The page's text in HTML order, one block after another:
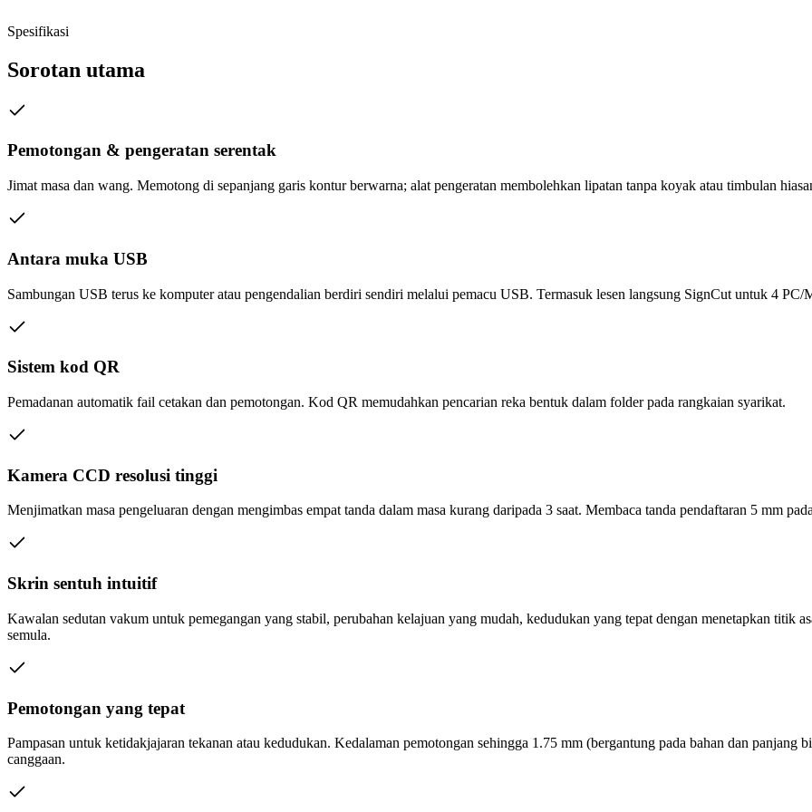
Spesifikasi
Sorotan utama
Pemotongan & pengeratan serentak
Jimat masa dan wang. Memotong di sepanjang garis kontur berwarna; alat pengeratan membolehkan lipatan tanpa koyak atau timbulan
Antara muka USB
Sambungan USB terus ke komputer atau pengendalian berdiri sendiri melalui pemacu USB. Termasuk lesen langsung SignCut untuk 4 PC/
Sistem kod QR
Pemadanan automatik fail cetakan dan pemotongan. Kod QR memudahkan pencarian reka bentuk dalam folder pada rangkaian syarikat.
Kamera CCD resolusi tinggi
Menjimatkan masa pengeluaran dengan mengimbas empat tanda dalam masa kurang daripada 3 saat. Membaca tanda pendaftaran 5 mm
Skrin sentuh intuitif
Kawalan sedutan vakum untuk pemegangan yang stabil, perubahan kelajuan yang mudah, kedudukan yang tepat dengan menetapkan titik
semula.
Pemotongan yang tepat
Pampasan untuk ketidakjajaran tekanan atau kedudukan. Kedalaman pemotongan sehingga 1.75 mm (bergantung pada bahan dan panjang
canggaan.